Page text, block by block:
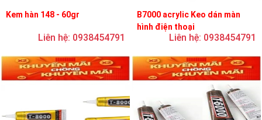
Kem hàn 148 - 60gr
Liên hệ: 0938454791
B7000 acrylic Keo dán màn
hình điện thoại
Liên hệ: 0938454791